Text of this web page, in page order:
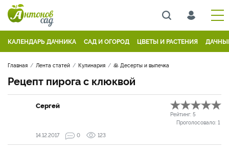
КАЛЕНДАРЬ ДАЧНИКА САД И ОГОРОД ЦВЕТЫ И РАСТЕНИЯ
Главная Лента статей Кулинария 🥞 Десерты и выпечка
Рецепт пирога с клюквой
Сергей
Рейтинг: 5
Проголосовало: 1
14.12.2017
0 123